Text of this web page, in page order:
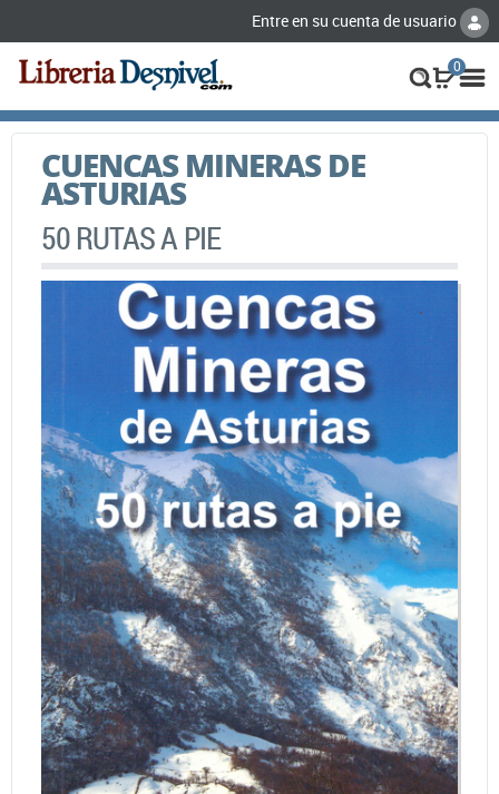
Entre en su cuenta de usuario
0
CUENCAS MINERAS DE
ASTURIAS
50 RUTAS A PIE